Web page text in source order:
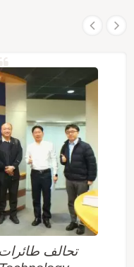
تحالف طائرات